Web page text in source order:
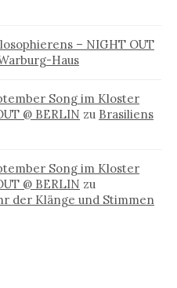
– NIGHT OUT
Haus
Song im Kloster
@ BERLIN zu Brasiliens
Song im Kloster
@ BERLIN zu
der Klänge und Stimmen